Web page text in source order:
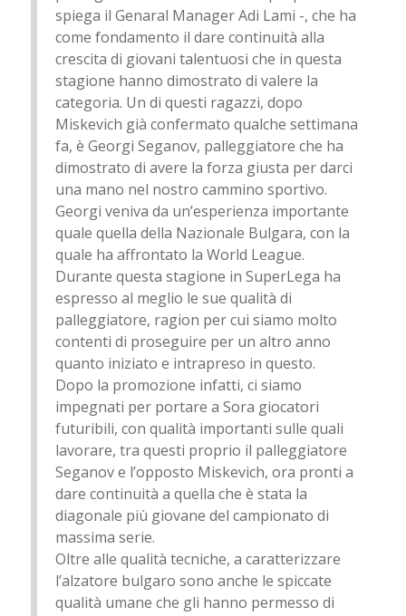
spiega il Genaral Manager Adi Lami -, che ha
come fondamento il dare continuità alla
crescita di giovani talentuosi che in questa
stagione hanno dimostrato di valere la
categoria. Un di questi ragazzi, dopo
Miskevich già confermato qualche settimana
fa, è Georgi Seganov, palleggiatore che ha
dimostrato di avere la forza giusta per darci
una mano nel nostro cammino sportivo.
Georgi veniva da un’esperienza importante
quale quella della Nazionale Bulgara, con la
quale ha affrontato la World League.
Durante questa stagione in SuperLega ha
espresso al meglio le sue qualità di
palleggiatore, ragion per cui siamo molto
contenti di proseguire per un altro anno
quanto iniziato e intrapreso in questo.
Dopo la promozione infatti, ci siamo
impegnati per portare a Sora giocatori
futuribili, con qualità importanti sulle quali
lavorare, tra questi proprio il palleggiatore
Seganov e l’opposto Miskevich, ora pronti a
dare continuità a quella che è stata la
diagonale più giovane del campionato di
massima serie.
Oltre alle qualità tecniche, a caratterizzare
l’alzatore bulgaro sono anche le spiccate
qualità umane che gli hanno permesso di